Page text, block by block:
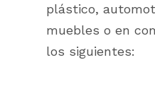
plástico,
muebles o en
los siguientes: